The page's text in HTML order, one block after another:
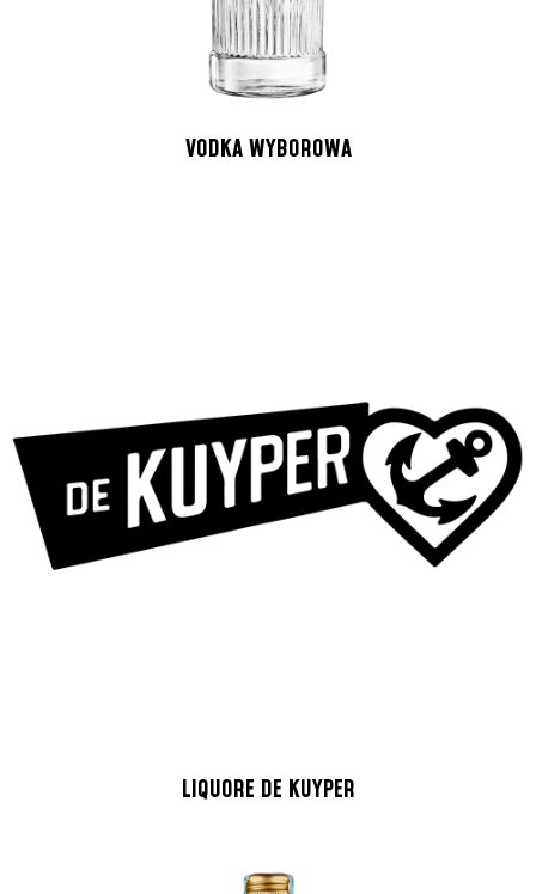
VODKA WYBOROWA
LIQUORE DE KUYPER